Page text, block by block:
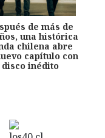
de más de
una histórica
chilena abre
capítulo con
disco inédito